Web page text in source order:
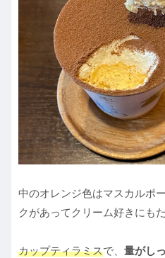
中のオレンジ色はマスカルポ
クがあってクリーム好きにも
カップティラミスで、 量がし